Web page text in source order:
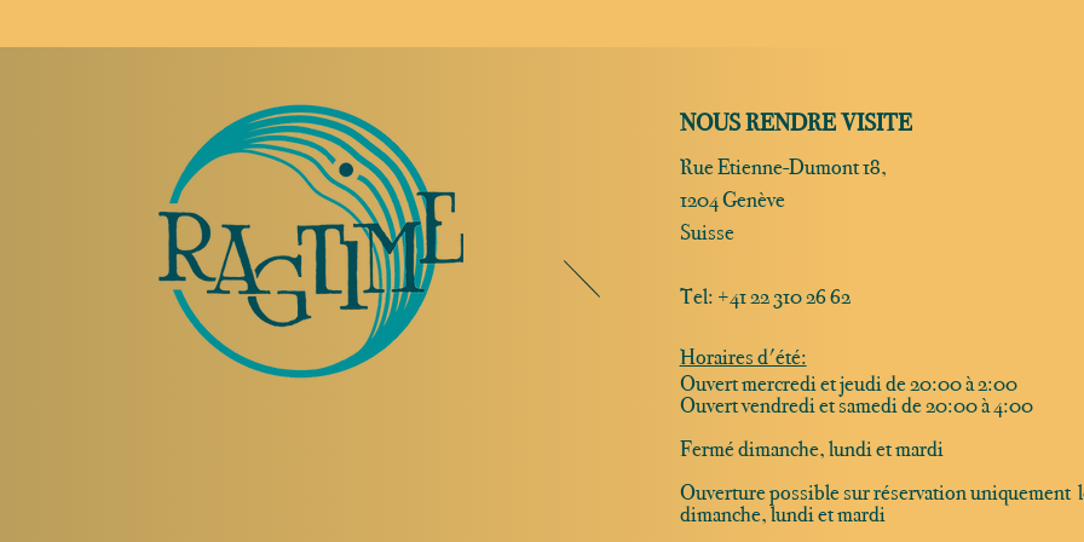
NOUS RENDRE VISITE
Rue Etienne-Dumont 18,
1204 Genève
Suisse
Tel: +41 22 310 26 62
Horaires d'été:
Ouvert mercredi et jeudi de 20:00 à 2:00
Ouvert vendredi et samedi de 20:00 à 4:00
Fermé dimanche, lundi et mardi
Ouverture possible sur réservation uniquement
dimanche, lundi et mardi